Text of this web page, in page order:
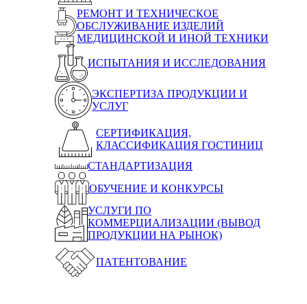
РЕМОНТ И ТЕХНИЧЕСКОЕ
ОБСЛУЖИВАНИЕ ИЗДЕЛИЙ
МЕДИЦИНСКОЙ И ИНОЙ ТЕХНИКИ
ИСПЫТАНИЯ И ИССЛЕДОВАНИЯ
ЭКСПЕРТИЗА ПРОДУКЦИИ И
УСЛУГ
СЕРТИФИКАЦИЯ,
КЛАССИФИКАЦИЯ ГОСТИНИЦ
СТАНДАРТИЗАЦИЯ
ОБУЧЕНИЕ И КОНКУРСЫ
УСЛУГИ ПО
КОММЕРЦИАЛИЗАЦИИ (ВЫВОД
ПРОДУКЦИИ НА РЫНОК)
ПАТЕНТОВАНИЕ